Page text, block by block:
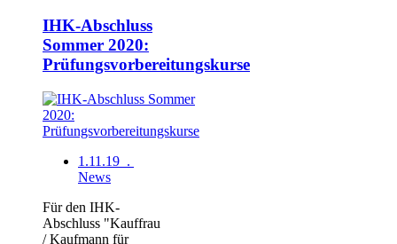
IHK-Abschluss
Sommer 2020:
Prüfungsvorbereitungskurse
1.11.19 .
News
Für den IHK-
Abschluss "Kauffrau
/ Kaufmann für